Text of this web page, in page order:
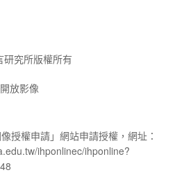
研究所版權所有
放影像
授權申請」網站申請授權，網址：
ihponlinec/ihponline?